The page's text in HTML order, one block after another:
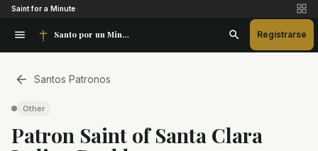
Saint for a Minute
Santo por un Minuto Registrarse
Santos Patronos
Other
Patron Saint ofSanta Clara